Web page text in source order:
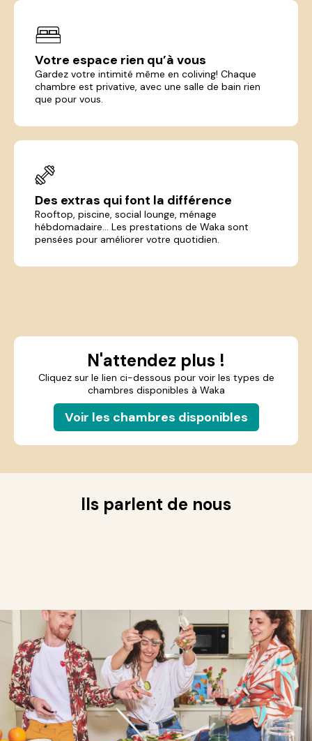
Votre espace rien qu’à vous
Gardez votre intimité même en coliving! Chaque
chambre est privative, avec une salle de bain rien
que pour vous.
Des extras qui font la différence
Rooftop, piscine, social lounge, ménage
hébdomadaire... Les prestations de Waka sont
pensées pour améliorer votre quotidien.
N'attendez plus !
Cliquez sur le lien ci-dessous pour voir les types de
chambres disponibles à Waka
Voir les chambres disponibles
Ils parlent de nous